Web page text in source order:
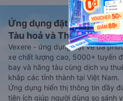
Ứng dụng đặt vé Xe
Tàu hoả và Thuê xe
Vexere - ứng dụng đặt vé đa
xe chất lượng cao, 5000+ tuyến
bay và hãng tàu cùng dịch vụ
khắp các tỉnh thành tại Việt Nam.
Ứng dụng hiển thị thông tin đầy
tiện ích giúp người dùng so sánh